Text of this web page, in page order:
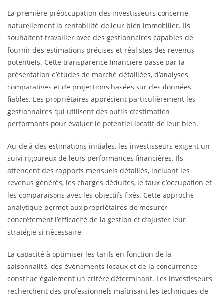
La première préoccupation des investisseurs concerne
naturellement la rentabilité de leur bien immobilier. Ils
souhaitent travailler avec des gestionnaires capables de
fournir des estimations précises et réalistes des revenus
potentiels. Cette transparence financière passe par la
présentation d’études de marché détaillées, d’analyses
comparatives et de projections basées sur des données
fiables. Les propriétaires apprécient particulièrement les
gestionnaires qui utilisent des outils d’estimation
performants pour évaluer le potentiel locatif de leur bien.
Au-delà des estimations initiales, les investisseurs exigent un
suivi rigoureux de leurs performances financières. Ils
attendent des rapports mensuels détaillés, incluant les
revenus générés, les charges déduites, le taux d’occupation et
les comparaisons avec les objectifs fixés. Cette approche
analytique permet aux propriétaires de mesurer
concrètement l’efficacité de la gestion et d’ajuster leur
stratégie si nécessaire.
La capacité à optimiser les tarifs en fonction de la
saisonnalité, des événements locaux et de la concurrence
constitue également un critère déterminant. Les investisseurs
recherchent des professionnels maîtrisant les techniques de